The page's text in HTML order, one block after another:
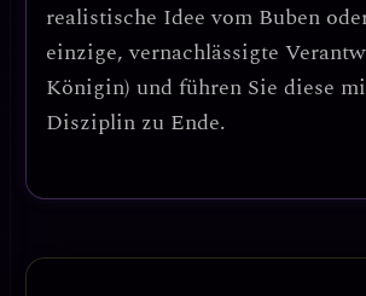
realistische Idee vom Buben
einzige, vernachlässigte
Königin) und führen Sie diese
Disziplin zu Ende.